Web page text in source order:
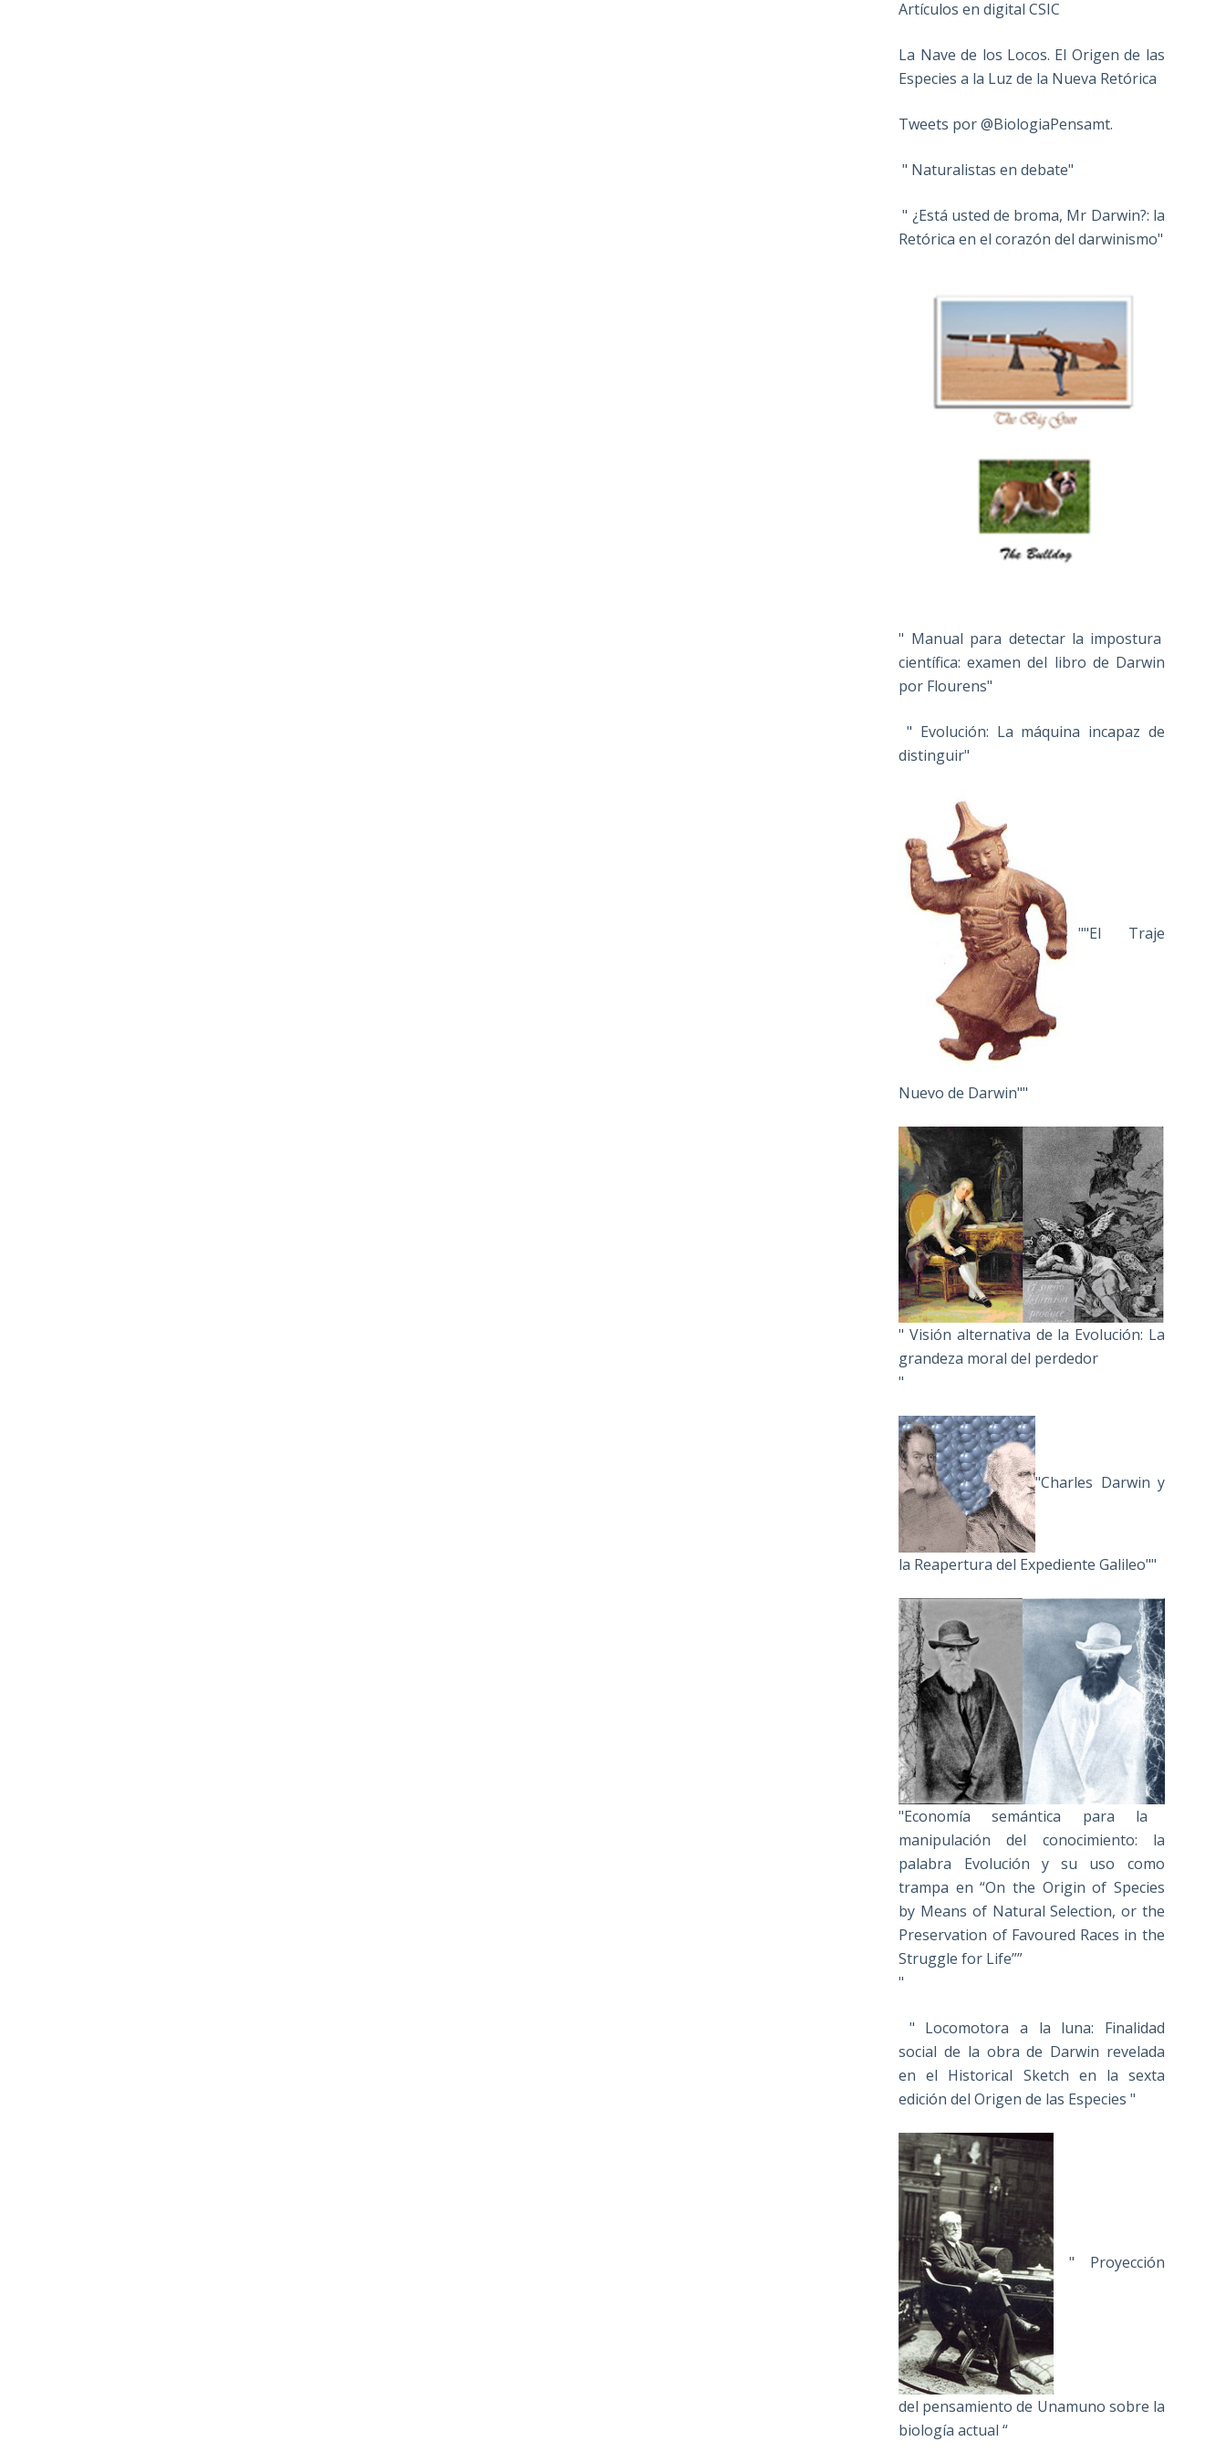
Artículos en digital CSIC
La Nave de los Locos. El Origen de las
Especies a la Luz de la Nueva Retórica
Tweets por @BiologiaPensamt.
" Naturalistas en debate"
" ¿Está usted de broma, Mr Darwin?: la
Retórica en el corazón del darwinismo"
" Manual para detectar la impostura
científica: examen del libro de Darwin
por Flourens"
" Evolución: La máquina incapaz de
distinguir"
""El Traje
Nuevo de Darwin""
" Visión alternativa de la Evolución: La
grandeza moral del perdedor
"
"Charles Darwin y
la Reapertura del Expediente Galileo""
"Economía semántica para la
manipulación del conocimiento: la
palabra Evolución y su uso como
trampa en “On the Origin of Species
by Means of Natural Selection, or the
Preservation of Favoured Races in the
Struggle for Life””
"
" Locomotora a la luna: Finalidad
social de la obra de Darwin revelada
en el Historical Sketch en la sexta
edición del Origen de las Especies "
" Proyección
del pensamiento de Unamuno sobre la
biología actual “